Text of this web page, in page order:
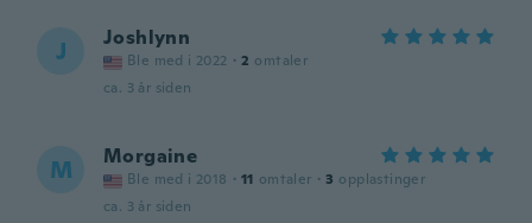
J Joshlynn
Ble med i 2022 · 2 omtaler
ca. 3 år siden
M Morgaine
Ble med i 2018 · 11 omtaler · 3 opplastinger
ca. 3 år siden